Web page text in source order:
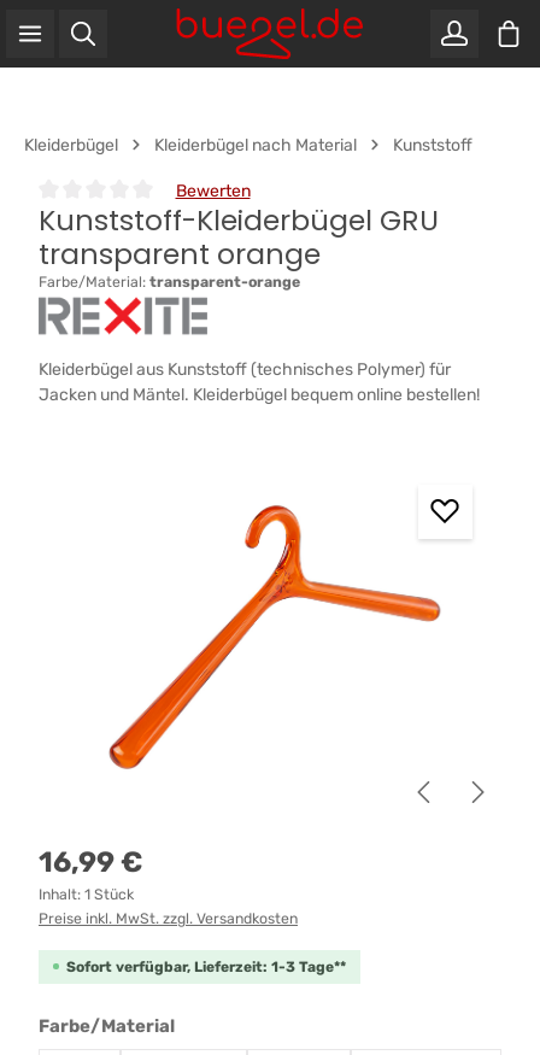
Zum Hauptinhalt springen
Kleiderbügel Kleiderbügel nach Material Kunststoff
Durchschnittliche Bewertung von 0 von 5 Sternen
Bewerten
Kunststoff-Kleiderbügel GRU
transparent orange
Farbe/Material: transparent-orange
Kleiderbügel aus Kunststoff (technisches Polymer) für
Jacken und Mäntel. Kleiderbügel bequem online bestellen!
Regulärer Preis:
16,99 €
Inhalt: 1 Stück
Preise inkl. MwSt. zzgl. Versandkosten
Sofort verfügbar, Lieferzeit: 1-3 Tage**
Farbe/Materialauswählen